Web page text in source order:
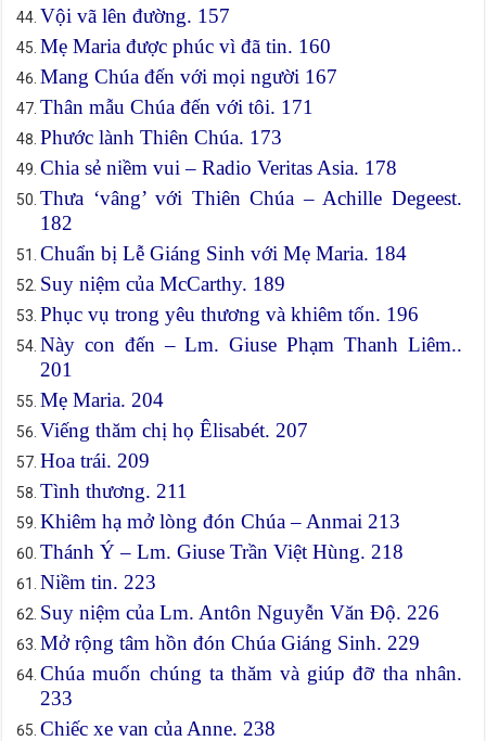
Vội vã lên đường. 157
Mẹ Maria được phúc vì đã tin. 160
Mang Chúa đến với mọi người 167
Thân mẫu Chúa đến với tôi. 171
Phước lành Thiên Chúa. 173
Chia sẻ niềm vui – Radio Veritas Asia. 178
Thưa ‘vâng’ với Thiên Chúa – Achille Degeest.
182
Chuẩn bị Lễ Giáng Sinh với Mẹ Maria. 184
Suy niệm của McCarthy. 189
Phục vụ trong yêu thương và khiêm tốn. 196
Này con đến – Lm. Giuse Phạm Thanh Liêm..
201
Mẹ Maria. 204
Viếng thăm chị họ Êlisabét. 207
Hoa trái. 209
Tình thương. 211
Khiêm hạ mở lòng đón Chúa – Anmai 213
Thánh Ý – Lm. Giuse Trần Việt Hùng. 218
Niềm tin. 223
Suy niệm của Lm. Antôn Nguyễn Văn Độ. 226
Mở rộng tâm hồn đón Chúa Giáng Sinh. 229
Chúa muốn chúng ta thăm và giúp đỡ tha nhân.
233
Chiếc xe van của Anne. 238